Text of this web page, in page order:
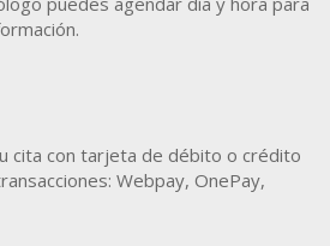
cita con tarjeta de débito o crédito
Webpay, OnePay,